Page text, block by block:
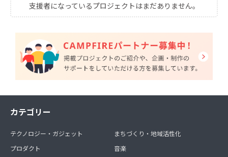
支援者になっているプロジェクトはまだありません。
カテゴリー
テクノロジー・ガジェット
プロダクト
まちづくり・地域活性化
音楽